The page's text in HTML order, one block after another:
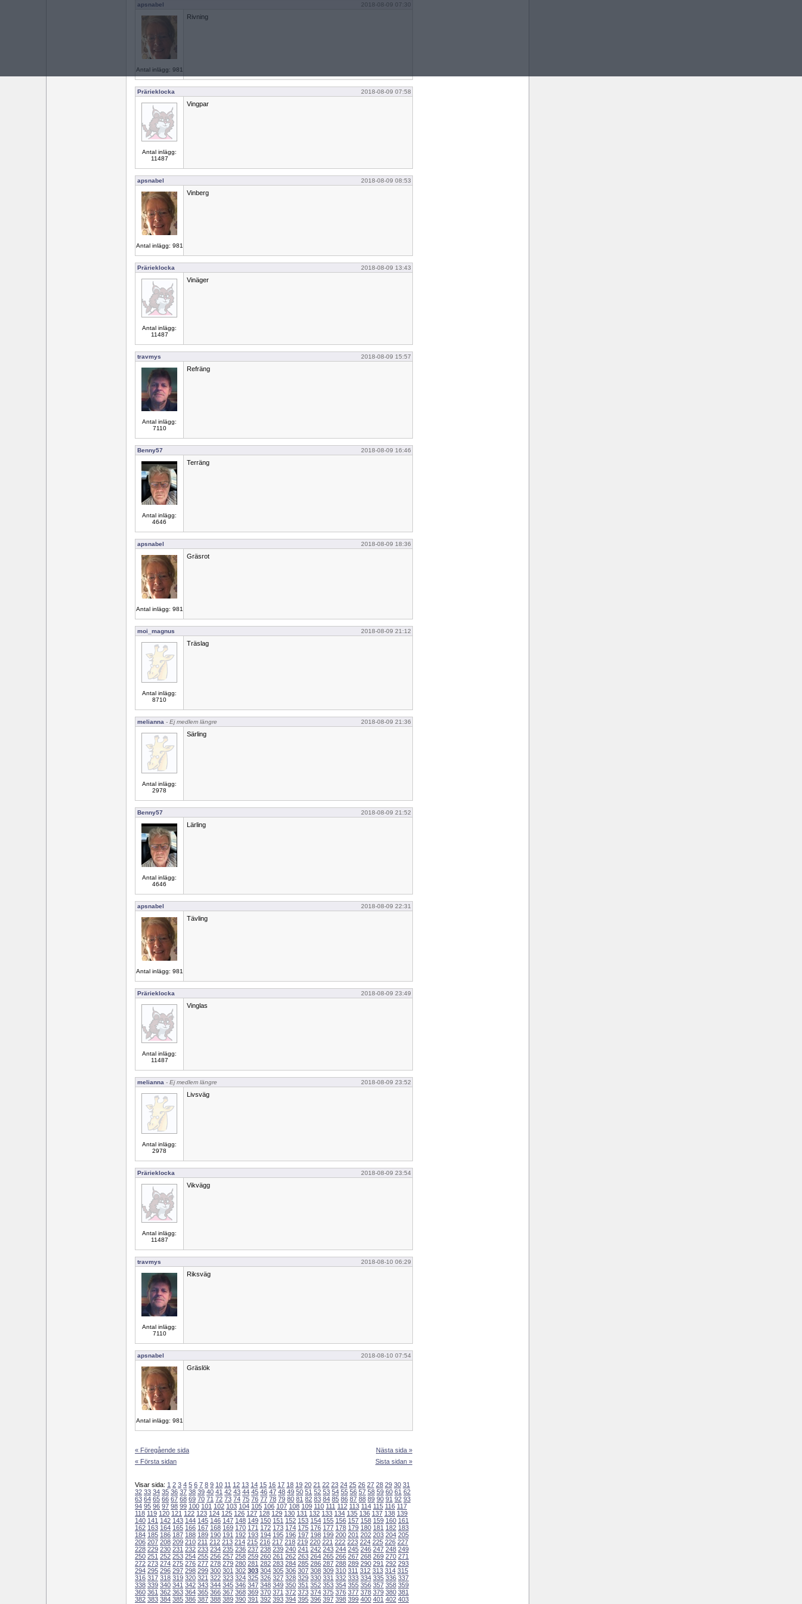
apsnabel 2018-08-09 07:30
Antal inlägg: 981
Rivning
Prärieklocka 2018-08-09 07:58
Antal inlägg:
11487
Vingpar
apsnabel 2018-08-09 08:53
Antal inlägg: 981
Vinberg
Prärieklocka 2018-08-09 13:43
Antal inlägg:
11487
Vinäger
travmys 2018-08-09 15:57
Antal inlägg:
7110
Refräng
Benny57 2018-08-09 16:46
Antal inlägg:
4646
Terräng
apsnabel 2018-08-09 18:36
Antal inlägg: 981
Gräsrot
moi_magnus 2018-08-09 21:12
Antal inlägg:
8710
Träslag
melianna - Ej medlem längre 2018-08-09 21:36
Antal inlägg:
2978
Särling
Benny57 2018-08-09 21:52
Antal inlägg:
4646
Lärling
apsnabel 2018-08-09 22:31
Antal inlägg: 981
Tävling
Prärieklocka 2018-08-09 23:49
Antal inlägg:
11487
Vinglas
melianna - Ej medlem längre 2018-08-09 23:52
Antal inlägg:
2978
Livsväg
Prärieklocka 2018-08-09 23:54
Antal inlägg:
11487
Vikvägg
travmys 2018-08-10 06:29
Antal inlägg:
7110
Riksväg
apsnabel 2018-08-10 07:54
Antal inlägg: 981
Gräslök
« Föregående sida
« Första sidan
Nästa sida »
Sista sidan »
Visar sida: 1 2 3 4 5 6 7 8 9 10 11 12 13 14 15 16 17 18 19 20 21 22 23 24 25 26 27 28 29 30 31
32 33 34 35 36 37 38 39 40 41 42 43 44 45 46 47 48 49 50 51 52 53 54 55 56 57 58 59 60 61 62
63 64 65 66 67 68 69 70 71 72 73 74 75 76 77 78 79 80 81 82 83 84 85 86 87 88 89 90 91 92 93
94 95 96 97 98 99 100 101 102 103 104 105 106 107 108 109 110 111 112 113 114 115 116 117
118 119 120 121 122 123 124 125 126 127 128 129 130 131 132 133 134 135 136 137 138 139
140 141 142 143 144 145 146 147 148 149 150 151 152 153 154 155 156 157 158 159 160 161
162 163 164 165 166 167 168 169 170 171 172 173 174 175 176 177 178 179 180 181 182 183
184 185 186 187 188 189 190 191 192 193 194 195 196 197 198 199 200 201 202 203 204 205
206 207 208 209 210 211 212 213 214 215 216 217 218 219 220 221 222 223 224 225 226 227
228 229 230 231 232 233 234 235 236 237 238 239 240 241 242 243 244 245 246 247 248 249
250 251 252 253 254 255 256 257 258 259 260 261 262 263 264 265 266 267 268 269 270 271
272 273 274 275 276 277 278 279 280 281 282 283 284 285 286 287 288 289 290 291 292 293
294 295 296 297 298 299 300 301 302 303 304 305 306 307 308 309 310 311 312 313 314 315
316 317 318 319 320 321 322 323 324 325 326 327 328 329 330 331 332 333 334 335 336 337
338 339 340 341 342 343 344 345 346 347 348 349 350 351 352 353 354 355 356 357 358 359
360 361 362 363 364 365 366 367 368 369 370 371 372 373 374 375 376 377 378 379 380 381
382 383 384 385 386 387 388 389 390 391 392 393 394 395 396 397 398 399 400 401 402 403